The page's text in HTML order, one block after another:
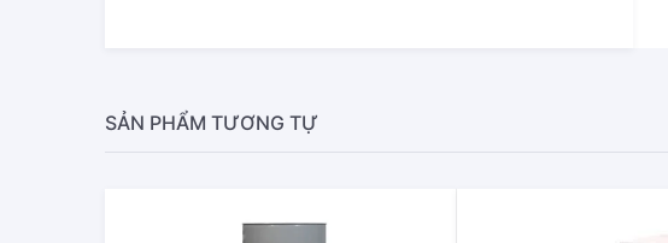
SẢN PHẨM TƯƠNG TỰ